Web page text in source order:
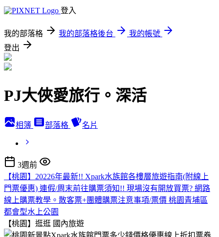
登入
我的部落格 我的部落格後台
我的帳號
登出
PJ大俠愛旅行。深活
相簿 部落格 名片
3週前
【桃園】20226年最新!! Xpark水族館各樓層旅遊指南(附線上
門票優惠) 連假/周末前往購票須知!! 現場沒有開放買票? 網路
線上購票教學。散客票+團體購票注意事項/票價 桃園青埔區
都會型水上公園
【桃園】逛逛 國內旅遊